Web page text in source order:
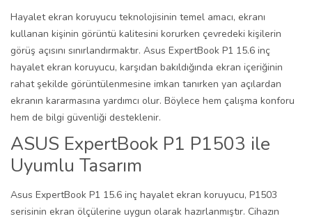
Hayalet ekran koruyucu teknolojisinin temel amacı, ekranı
kullanan kişinin görüntü kalitesini korurken çevredeki kişilerin
görüş açısını sınırlandırmaktır. Asus ExpertBook P1 15.6 inç
hayalet ekran koruyucu, karşıdan bakıldığında ekran içeriğinin
rahat şekilde görüntülenmesine imkan tanırken yan açılardan
ekranın kararmasına yardımcı olur. Böylece hem çalışma konforu
hem de bilgi güvenliği desteklenir.
ASUS ExpertBook P1 P1503 ile
Uyumlu Tasarım
Asus ExpertBook P1 15.6 inç hayalet ekran koruyucu, P1503
serisinin ekran ölçülerine uygun olarak hazırlanmıştır. Cihazın